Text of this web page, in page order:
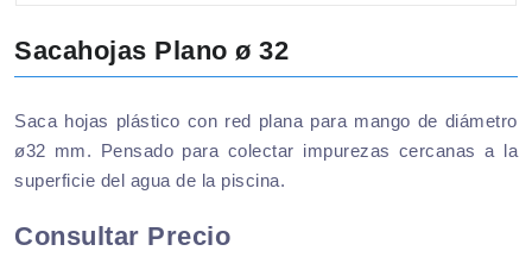
Sacahojas Plano ø 32
Saca hojas plástico con red plana para mango de diámetro
ø32 mm. Pensado para colectar impurezas cercanas a la
superficie del agua de la piscina.
Consultar Precio